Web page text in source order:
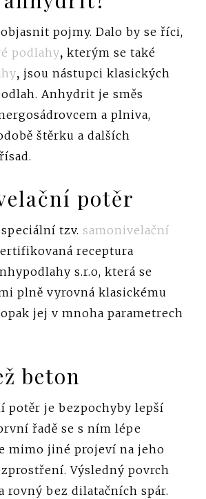
pojmy. Dalo by se říci,
podlahy, kterým se také
, jsou nástupci klasických
Anhydrit je směs
a plniva,
štěrku a dalších
potěr
tzv. samonivelační
receptura
s.r.o, která se
plně vyrovná klasickému
jej v mnoha parametrech
beton
potěr je bezpochyby lepší
řadě se s ním lépe
mimo jiné projeví na jeho
Výsledný povrch
rovný bez dilatačních spár.